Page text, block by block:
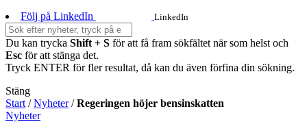
Följ på LinkedIn LinkedIn
Du kan trycka Shift + S för att få fram sökfältet när som helst och
Esc för att stänga det.
Tryck ENTER för fler resultat, då kan du även förfina din sökning.
Stäng
Start /Nyheter/Regeringen höjer bensinskatten
Nyheter